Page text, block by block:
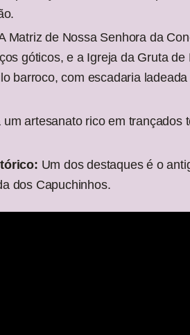
Matriz de Nossa Senhora da
góticos, e a Igreja da Gruta
barroco, com escadaria
um artesanato rico em trançados
Um dos destaques é o
dos Capuchinhos.